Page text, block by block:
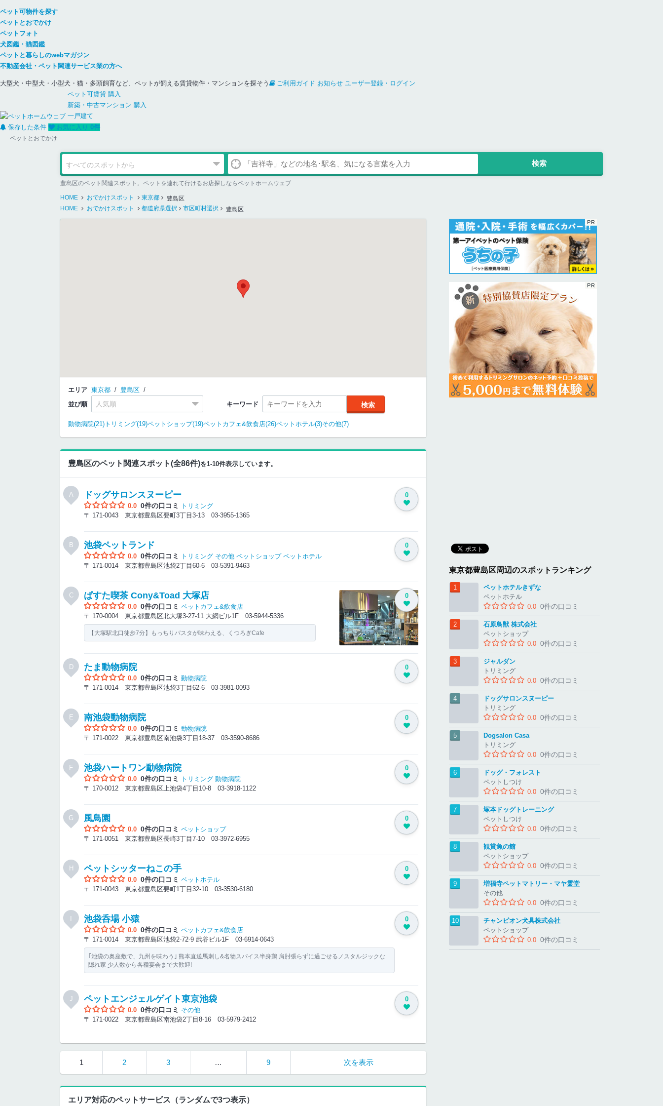
ペット可物件を探す
ペットとおでかけ
ペットフォト
犬図鑑・猫図鑑
ペットと暮らしのwebマガジン
不動産会社・ペット関連サービス業の方へ
大型犬・中型犬・小型犬・猫・多頭飼育など、ペットが飼える賃貸物件・マンションを探そう ご利用ガイド お知らせ ユーザー登録・ログイン
ペット可賃貸 購入
新築・中古マンション 購入
一戸建て
保存した条件
お気に入り 0件
ペットとおでかけ
豊島区のペット関連スポット。ペットを連れて行けるお店探しならペットホームウェブ
HOME おでかけスポット 東京都
豊島区
HOME
おでかけスポット 都道府県選択 市区町村選択 豊島区
エリア 東京都
豊島区
並び順
キーワード
動物病院(21) トリミング(19)ペットショップ(19)ペットカフェ&飲食店(26)ペットホテル(3)その他(7)
豊島区のペット関連スポット(全86件)を1-10件表示しています。
A ドッグサロンスヌーピー
0.0 0件の口コミ
トリミング
〒 171-0043 東京都豊島区要町3丁目3-13 03-3955-1365
0
B 池袋ペットランド
0.0 0件の口コミ トリミング その他 ペットショップ ペットホテル
〒 171-0014 東京都豊島区池袋2丁目60-6 03-5391-9463
0
C ぱすた喫茶 Cony&Toad 大塚店
0.0 0件の口コミ ペットカフェ&飲食店
〒 170-0004 東京都豊島区北大塚3-27-11 大網ビル1F 03-5944-5336
【大塚駅北口徒歩7分】もっちりパスタが味わえる、くつろぎCafe
0
D たま動物病院
0.0 0件の口コミ 動物病院
〒 171-0014 東京都豊島区池袋3丁目62-6 03-3981-0093
0
E 南池袋動物病院
0.0 0件の口コミ 動物病院
〒 171-0022 東京都豊島区南池袋3丁目18-37 03-3590-8686
0
F 池袋ハートワン動物病院
0.0 0件の口コミ トリミング 動物病院
〒 170-0012 東京都豊島区上池袋4丁目10-8 03-3918-1122
0
G 風鳥園
0.0 0件の口コミ ペットショップ
〒 171-0051 東京都豊島区長崎3丁目7-10 03-3972-6955
0
H ペットシッターねこの手
0.0 0件の口コミ ペットホテル
〒 171-0043 東京都豊島区要町1丁目32-10 03-3530-6180
0
I 池袋呑場 小猿
0.0 0件の口コミ ペットカフェ&飲食店
〒 171-0014 東京都豊島区池袋2-72-9 武谷ビル1F 03-6914-0643
｢池袋の奥座敷で、九州を味わう｣ 熊本直送馬刺し&名物スパイス半身鶏 肩肘張らずに過ごせるノスタルジックな
隠れ家 少人数から各種宴会まで大歓迎!
0
J ペットエンジェルゲイト東京池袋
0.0 0件の口コミ その他
〒 171-0022 東京都豊島区南池袋2丁目8-16 03-5979-2412
0
1 2 3 … 9 次を表示
エリア対応のペットサービス（ランダムで3つ表示）
東京都豊島区周辺のスポットランキング
ペットホテルきずな
ペットホテル
0.0 0件の口コミ
石原鳥獣 株式会社
ペットショップ
0.0 0件の口コミ
ジャルダン
トリミング
0.0 0件の口コミ
ドッグサロンスヌーピー
トリミング
0.0 0件の口コミ
Dogsalon Casa
トリミング
0.0 0件の口コミ
ドッグ・フォレスト
ペットしつけ
0.0 0件の口コミ
塚本ドッグトレーニング
ペットしつけ
0.0 0件の口コミ
観賞魚の館
ペットショップ
0.0 0件の口コミ
増福寺ペットマトリー・マヤ霊堂
その他
0.0 0件の口コミ
チャンピオン犬具株式会社
ペットショップ
0.0 0件の口コミ